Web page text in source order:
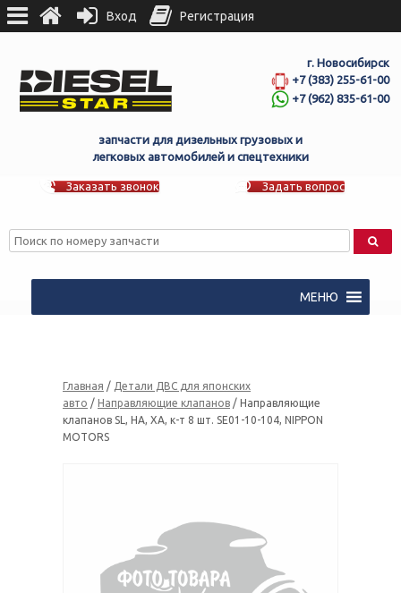
г. Новосибирск
+7 (383) 255-61-00
+7 (962) 835-61-00
запчасти для дизельных грузовых и
легковых автомобилей и спецтехники
Заказать звонок Задать вопрос
МЕНЮ
Главная / Детали ДВС для японских
авто / Направляющие клапанов / Направляющие
клапанов SL, HA, XA, к-т 8 шт. SE01-10-104, NIPPON
MOTORS
Вход Регистрация